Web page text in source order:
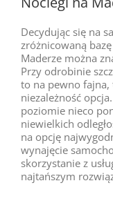
Decydując się na
zróżnicowaną
Maderze można
Przy odrobinie
to na pewno fajna,
niezależność
poziomie nieco
niewielkich
na opcję
wynajęcie
skorzystanie z
najtańszym